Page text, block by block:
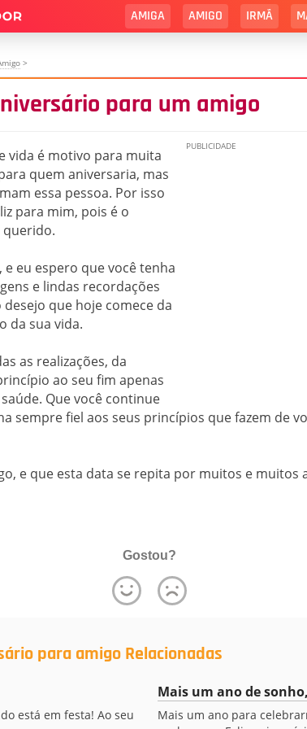
AMIGA AMIGO IRMÃ
>
para um amigo
vida é motivo para muita
quem aniversaria, mas
essa pessoa. Por isso
para mim, pois é o
eu espero que você tenha
e lindas recordações
que hoje comece da
da sua vida.
as realizações, da
ao seu fim apenas
Que você continue
sempre fiel aos seus princípios que fazem de
e que esta data se repita por muitos e muitos
Gostou?
para amigo Relacionadas
está em festa! Ao seu
Mais um ano de
Mais um ano para